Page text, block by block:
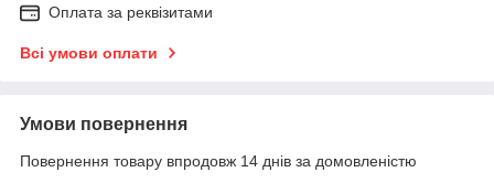
Оплата за реквізитами
Всі умови оплати
Умови повернення
Повернення товару впродовж 14 днів за домовленістю